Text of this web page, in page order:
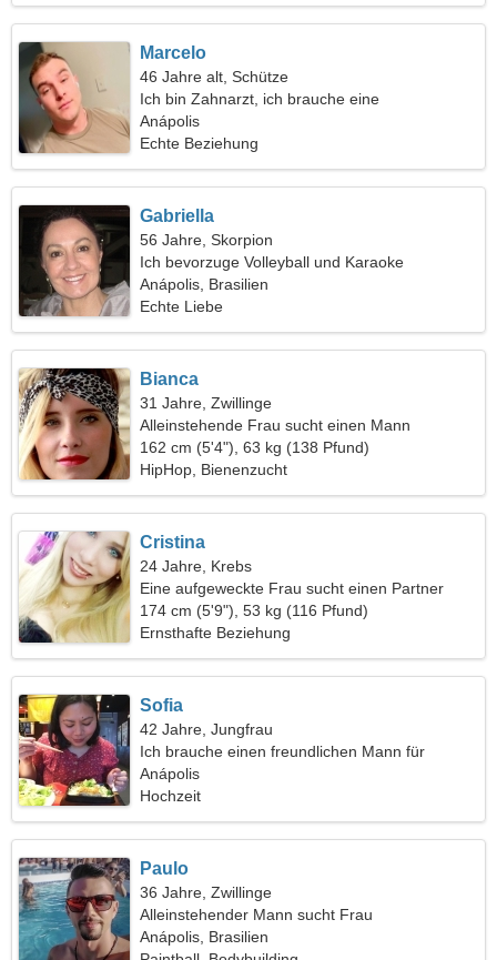
Marcelo
46 Jahre alt, Schütze
Ich bin Zahnarzt, ich brauche eine
leidenschaftliche Frau
Anápolis
Echte Beziehung
Gabriella
56 Jahre, Skorpion
Ich bevorzuge Volleyball und Karaoke
Anápolis, Brasilien
Echte Liebe
Bianca
31 Jahre, Zwillinge
Alleinstehende Frau sucht einen Mann
162 cm (5'4"), 63 kg (138 Pfund)
HipHop, Bienenzucht
Cristina
24 Jahre, Krebs
Eine aufgeweckte Frau sucht einen Partner
174 cm (5'9"), 53 kg (116 Pfund)
Ernsthafte Beziehung
Sofia
42 Jahre, Jungfrau
Ich brauche einen freundlichen Mann für
Romantik
Anápolis
Hochzeit
Paulo
36 Jahre, Zwillinge
Alleinstehender Mann sucht Frau
Anápolis, Brasilien